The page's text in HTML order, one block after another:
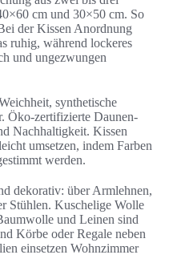
cm und 30×50 cm. So
der Kissen Anordnung
ruhig, während lockeres
und ungezwungen
synthetische
Öko-zertifizierte Daunen-
Nachhaltigkeit. Kissen
umsetzen, indem Farben
werden.
dekorativ: über Armlehnen,
Stühlen. Kuschelige Wolle
und Leinen sind
Körbe oder Regale neben
einsetzen Wohnzimmer